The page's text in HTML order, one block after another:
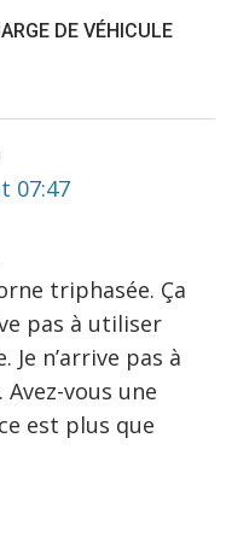
DE VÉHICULE
07:47
triphasée. Ça
pas à utiliser
n’arrive pas à
vous une
est plus que